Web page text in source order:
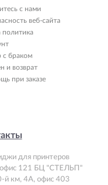
с нами
веб-сайта
с браком
и возврат
при заказе
для принтеров
офис 121 БЦ "СТЕЛЬП"
й км, 4А, офис 403